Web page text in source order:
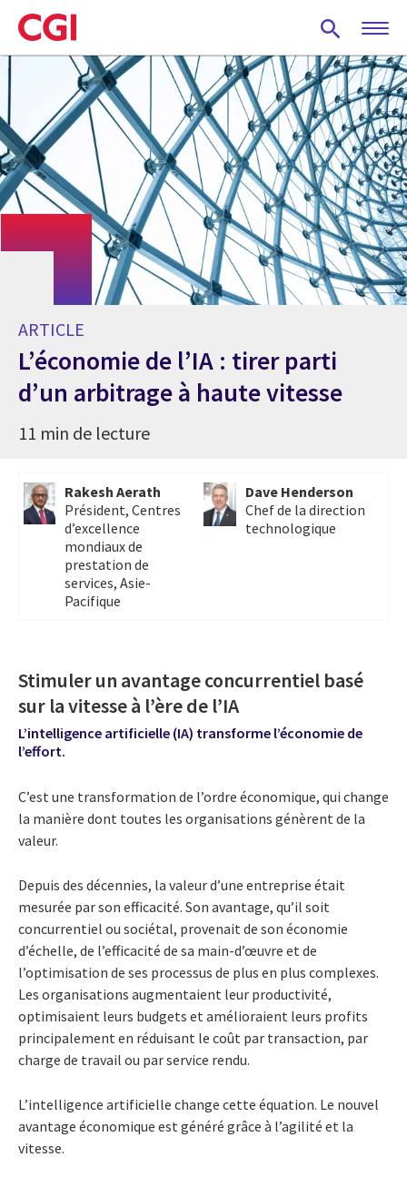
Skip
to
main
ARTICLE
L’économie de l’IA : tirer parti
d’un arbitrage à haute vitesse
11 min de lecture
Rakesh Aerath
Président, Centres
d’excellence
mondiaux de
prestation de
services, Asie-
Pacifique
Dave Henderson
Chef de la direction
technologique
Stimuler un avantage concurrentiel basé
sur la vitesse à l’ère de l’IA
L’intelligence artificielle (IA) transforme l’économie de
l’effort.
C’est une transformation de l’ordre économique, qui change
la manière dont toutes les organisations génèrent de la
valeur.
Depuis des décennies, la valeur d’une entreprise était
mesurée par son efficacité. Son avantage, qu’il soit
concurrentiel ou sociétal, provenait de son économie
d’échelle, de l’efficacité de sa main-d’œuvre et de
l’optimisation de ses processus de plus en plus complexes.
Les organisations augmentaient leur productivité,
optimisaient leurs budgets et amélioraient leurs profits
principalement en réduisant le coût par transaction, par
charge de travail ou par service rendu.
L’intelligence artificielle change cette équation. Le nouvel
avantage économique est généré grâce à l’agilité et la
vitesse.